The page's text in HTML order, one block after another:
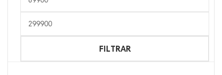
mínimo
máximo
FILTRAR